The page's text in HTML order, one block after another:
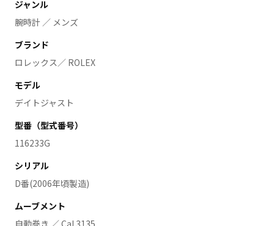
ジャンル
腕時計 ／ メンズ
ブランド
ロレックス／ ROLEX
モデル
デイトジャスト
型番（型式番号）
116233G
シリアル
D番(2006年頃製造)
ムーブメント
自動巻き ／ Cal.3135